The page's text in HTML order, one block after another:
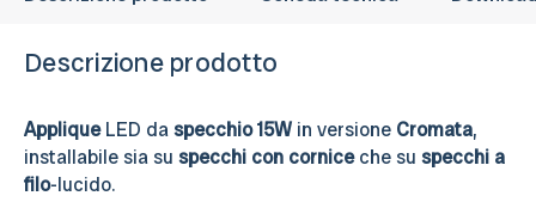
Descrizione prodotto
AppliqueLED daspecchio 15W in versione Cromata,
installabile sia su specchi con corniceche su specchi a
filo-lucido.